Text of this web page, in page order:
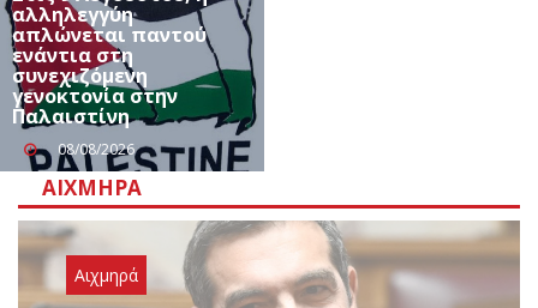
αλληλεγγύη
απλώνεται παντού
ενάντια στη
συνεχιζόμενη
γενοκτονία στην
Παλαιστίνη
08/08/2026
ΑΙΧΜΗΡΆ
Αιχμηρά